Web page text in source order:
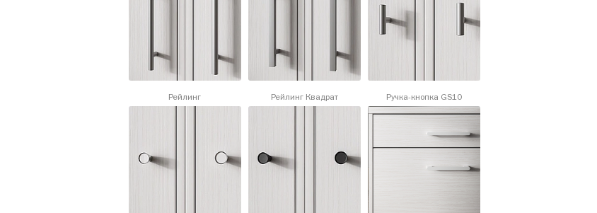
Рейлинг Рейлинг Квадрат Ручка-кнопка GS10